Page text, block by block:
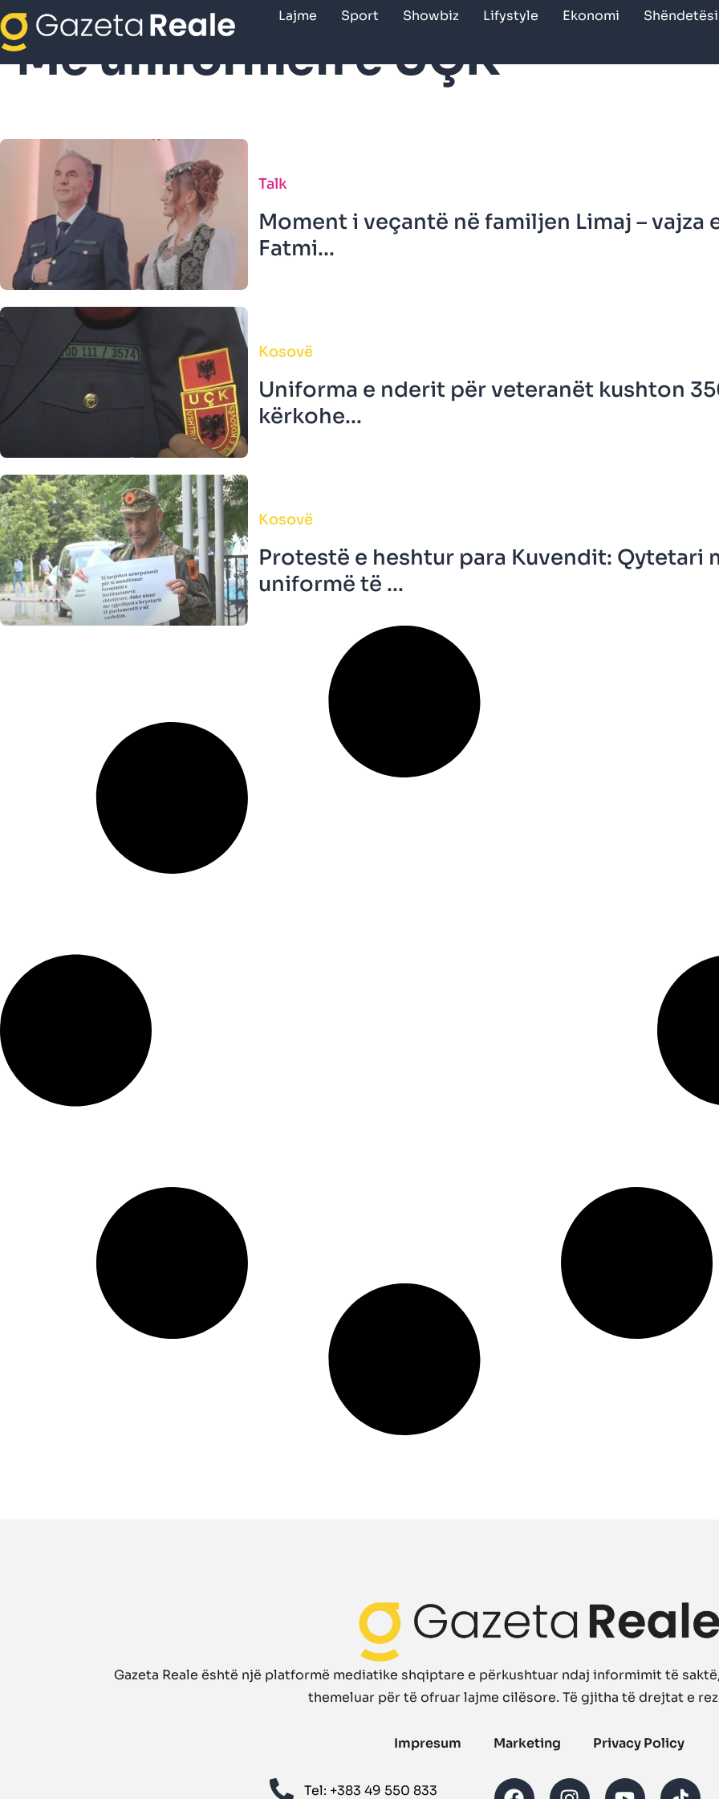
Lajme Sport Showbiz Lifystyle Ekonomi Shëndetësi
Me uniformen e UÇK
Talk
Moment i veçantë në familjen Limaj – vajza
Fatmi...
Kosovë
Uniforma e nderit për veteranët kushton
kërkohe...
Kosovë
Protestë e heshtur para Kuvendit: Qytetari
uniformë të ...
Gazeta Reale është një platformë mediatike shqiptare e përkushtuar ndaj informimit të
themeluar për të ofruar lajme cilësore. Të gjitha të drejtat e
Impresum Marketing Privacy Policy
Tel: ‪+383 49 550 833‬